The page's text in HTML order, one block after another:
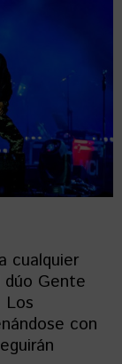
cualquier
Gente
Los
con